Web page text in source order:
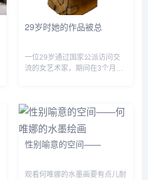
29岁时她的作品被总
一位29岁通过国家公派访问交
流的女艺术家，期间在3个月内
家，她的一件用陶制作的纸盒子
上...
性别喻意的空间——
观看何唯娜的水墨画要有点儿耐